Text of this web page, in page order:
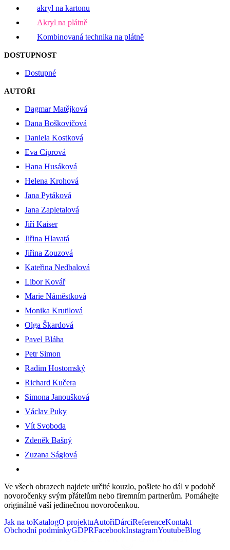
akryl na kartonu
Akryl na plátně
Kombinovaná technika na plátně
DOSTUPNOST
Dostupné
AUTOŘI
Dagmar Matějková
Dana Boškovičová
Daniela Kostková
Eva Ciprová
Hana Husáková
Helena Krohová
Jana Pytáková
Jana Zapletalová
Jiří Kaiser
Jiřina Hlavatá
Jiřina Zouzová
Kateřina Nedbalová
Libor Kovář
Marie Náměstková
Monika Krutilová
Olga Škardová
Pavel Bláha
Petr Simon
Radim Hostomský
Richard Kučera
Simona Janoušková
Václav Puky
Vít Svoboda
Zdeněk Bašný
Zuzana Ságlová
Ve všech obrazech najdete určité kouzlo, pošlete ho dál v podobě
novoročenky svým přátelům nebo firemním partnerům. Pomáhejte
originálně vaší jedinečnou novoročenkou.
Jak na toKatalogO projektuAutořiDárciReferenceKontakt
Obchodní podmínkyGDPRFacebookInstagramYoutubeBlog